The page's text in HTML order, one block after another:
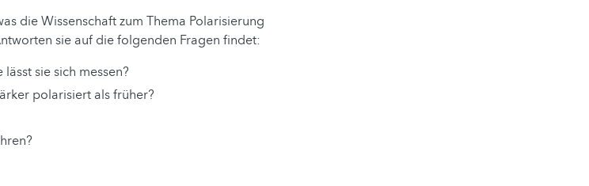
die Wissenschaft zum Thema Polarisierung
sie auf die folgenden Fragen findet:
sie sich messen?
polarisiert als früher?